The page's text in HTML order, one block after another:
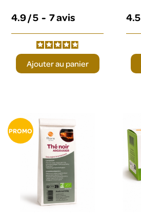
4.9/5 - 7avis
Ajouter au panier
4.5
PROMO